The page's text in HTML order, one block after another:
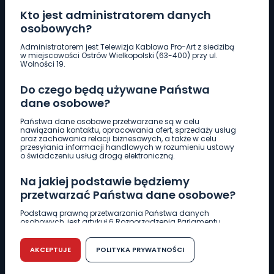
Kto jest administratorem danych
osobowych?
Administratorem jest Telewizja Kablowa Pro-Art z siedzibą
w miejscowości Ostrów Wielkopolski (63-400) przy ul.
Wolności 19.
Do czego będą używane Państwa
dane osobowe?
Państwa dane osobowe przetwarzane są w celu
nawiązania kontaktu, opracowania ofert, sprzedaży usług
oraz zachowania relacji biznesowych, a także w celu
przesyłania informacji handlowych w rozumieniu ustawy
o świadczeniu usług drogą elektroniczną.
Na jakiej podstawie będziemy
przetwarzać Państwa dane osobowe?
Podstawą prawną przetwarzania Państwa danych
osobowych, jest artykuł 6 Rozporządzenia Parlamentu
r. w sprawie ochrony osób fizycznych w związku z
przetwarzaniem danych osobowych w sprawie
swobodnego przepływu takich danych oraz uchylenia
dyrektywy 95/46/WE (RODO).
AKCEPTUJE POLITYKA PRYWATNOŚCI
Pobierz logotyp
661 997 997
REDAKCJA
62 735 22 22redakcja@wlkp24.info
DZIAŁ REKLAMY
62 735 01 85 reklama@wlkp24.info
WIADOMOŚCI
CIEKAWOSTKI